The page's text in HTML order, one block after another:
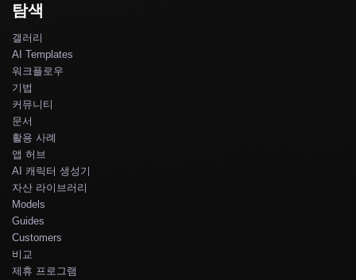
탐색
갤러리
AI Templates
워크플로우
기법
커뮤니티
문서
활용 사례
앱 허브
AI 캐릭터 생성기
자산 라이브러리
Models
Guides
Customers
비교
제휴 프로그램